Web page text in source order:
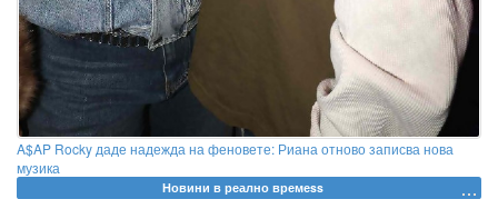
A$AP Rocky даде надежда на феновете: Риана отново записва нова
музика
Новини в реално времеss